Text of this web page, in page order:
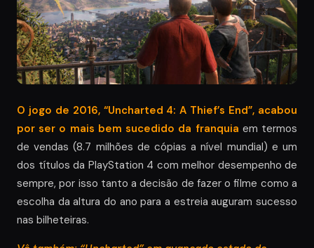
O jogo de 2016, “Uncharted 4: A Thief’s End”, acabou
por ser o mais bem sucedido da franquia em termos
de vendas (8.7 milhões de cópias a nível mundial) e um
dos títulos da PlayStation 4 com melhor desempenho de
sempre, por isso tanto a decisão de fazer o filme como a
escolha da altura do ano para a estreia auguram sucesso
nas bilheteiras.